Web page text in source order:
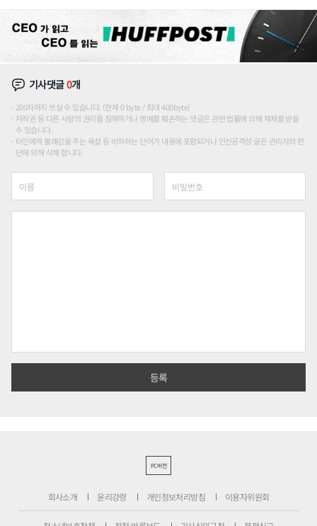
기사댓글0개
200자까지 쓰실 수 있습니다. (현재 0 byte / 최대 400byte)
저작권 등 다른 사람의 권리를 침해하거나 명예를 훼손하는 댓글은 관련 법률에 의해 제재를 받을
수 있습니다.
타인에게 불쾌감을 주는 욕설 등 비하하는 단어가 내용에 포함되거나 인신공격성 글은 관리자의 판
단에 의해 삭제 합니다.
PC버전
회사소개 윤리강령 개인정보처리방침 이용자위원회